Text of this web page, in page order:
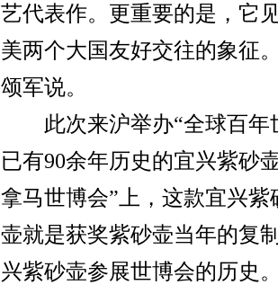
艺代表作。更重要的是，它
美两个大国友好交往的象征
颂军说。
此次来沪举办“全球百年
已有90余年历史的宜兴紫砂
拿马世博会”上，这款宜兴
壶就是获奖紫砂壶当年的复
兴紫砂壶参展世博会的历史